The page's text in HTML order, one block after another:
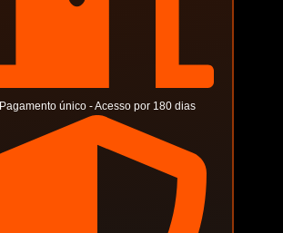
Pagamento único - Acesso por 180 dias